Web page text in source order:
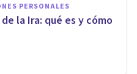
PERSONALES
la Ira: qué es y cómo